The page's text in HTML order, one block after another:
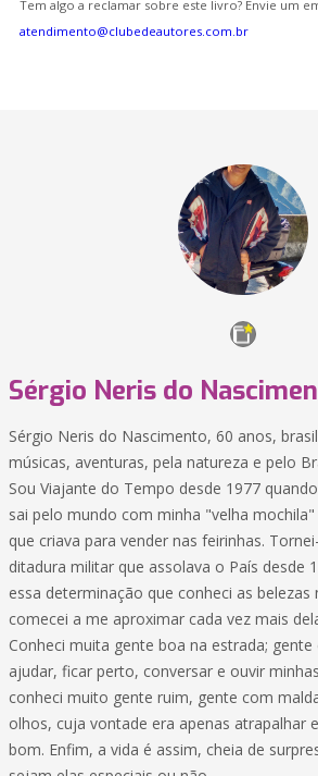
Tem algo a reclamar sobre este livro? Envie um
atendimento@clubedeautores.com.br
Sérgio Neris do
Sérgio Neris do Nascimento, 60 anos,
músicas, aventuras, pela natureza e pelo
Sou Viajante do Tempo desde 1977
sai pelo mundo com minha "velha
que criava para vender nas feirinhas.
ditadura militar que assolava o País desde
essa determinação que conheci as belezas
comecei a me aproximar cada vez mais
Conheci muita gente boa na estrada;
ajudar, ficar perto, conversar e ouvir
conheci muito gente ruim, gente com
olhos, cuja vontade era apenas atrapalhar
bom. Enfim, a vida é assim, cheia de